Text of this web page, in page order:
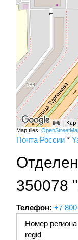
Map tiles:
Почта России *
350078
Телефон: +7
Номер региона
regid